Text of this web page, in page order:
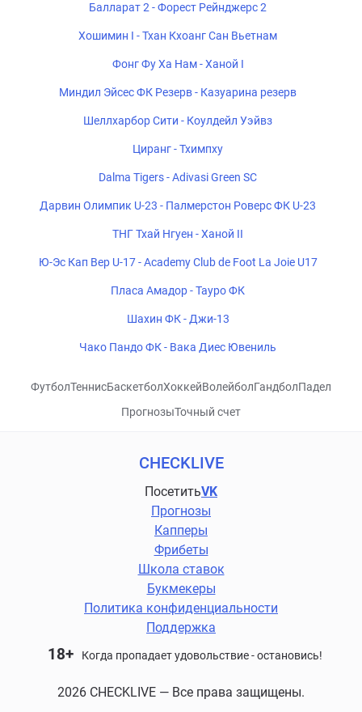
Балларат 2 - Форест Рейнджерс 2
Хошимин I - Тхан Кхоанг Сан Вьетнам
Фонг Фу Ха Нам - Ханой I
Миндил Эйсес ФК Резерв - Казуарина резерв
Шеллхарбор Сити - Коулдейл Уэйвз
Циранг - Тхимпху
Dalma Tigers - Adivasi Green SC
Дарвин Олимпик U-23 - Палмерстон Роверс ФК U-23
ТНГ Тхай Нгуен - Ханой II
Ю-Эс Кап Вер U-17 - Academy Club de Foot La Joie U17
Пласа Амадор - Тауро ФК
Шахин ФК - Джи-13
Чако Пандо ФК - Вака Диес Ювениль
ФутболТеннисБаскетболХоккейВолейболГандболПадел
ПрогнозыТочный счет
CHECKLIVE
ПосетитьVK
Прогнозы
Капперы
Фрибеты
Школа ставок
Букмекеры
Политика конфиденциальности
Поддержка
18+ Когда пропадает удовольствие - остановись!
2026 CHECKLIVE — Все права защищены.